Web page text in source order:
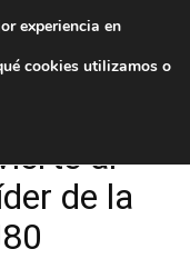
al
de la
experiencia en
cookies utilizamos o